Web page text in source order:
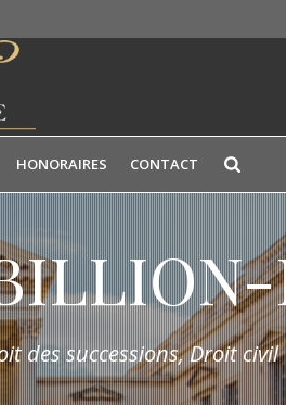
HONORAIRES CONTACT
des successions, Droit civil